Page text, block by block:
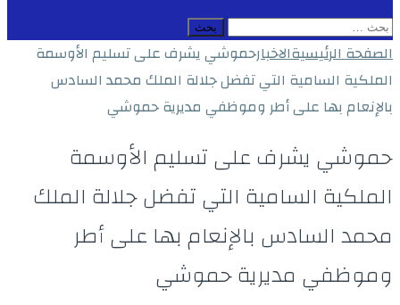
البحث
عن:
الصفحة الرئيسيةالاخبارحموشي يشرف على تسليم الأوسمة
الملكية السامية التي تفضل جلالة الملك محمد السادس
بالإنعام بها على أطر وموظفي مديرية حموشي
حموشي يشرف على تسليم الأوسمة
الملكية السامية التي تفضل جلالة الملك
محمد السادس بالإنعام بها على أطر
وموظفي مديرية حموشي